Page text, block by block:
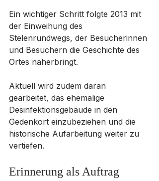
Ein wichtiger Schritt folgte 2013 mit
der Einweihung des
Stelenrundwegs, der Besucherinnen
und Besuchern die Geschichte des
Ortes näherbringt.
Aktuell wird zudem daran
gearbeitet, das ehemalige
Desinfektionsgebäude in den
Gedenkort einzubeziehen und die
historische Aufarbeitung weiter zu
vertiefen.
Erinnerung als Auftrag